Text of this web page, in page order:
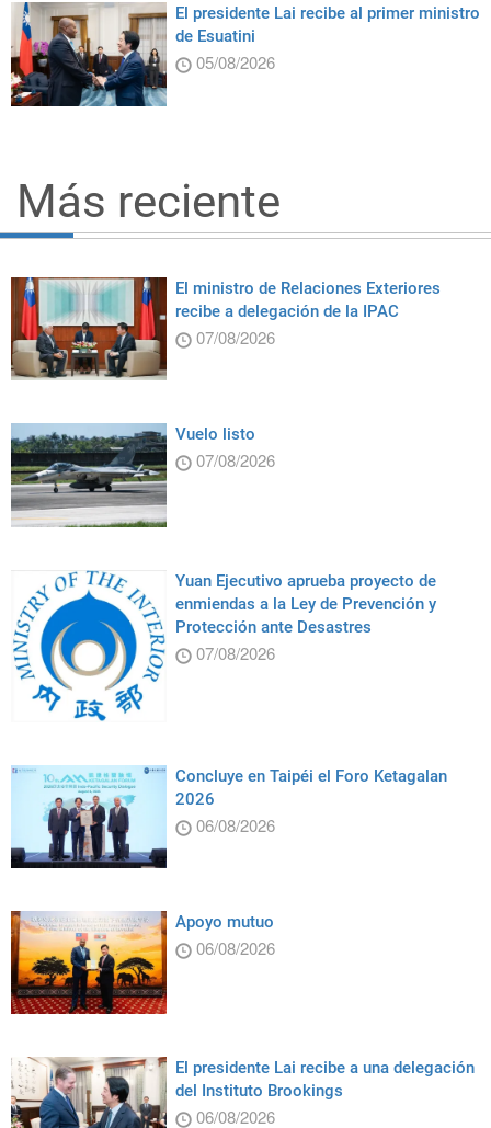
El presidente Lai recibe al primer ministro
de Esuatini
05/08/2026
Más reciente
El ministro de Relaciones Exteriores
recibe a delegación de la IPAC
07/08/2026
Vuelo listo
07/08/2026
Yuan Ejecutivo aprueba proyecto de
enmiendas a la Ley de Prevención y
Protección ante Desastres
07/08/2026
Concluye en Taipéi el Foro Ketagalan
2026
06/08/2026
Apoyo mutuo
06/08/2026
El presidente Lai recibe a una delegación
del Instituto Brookings
06/08/2026